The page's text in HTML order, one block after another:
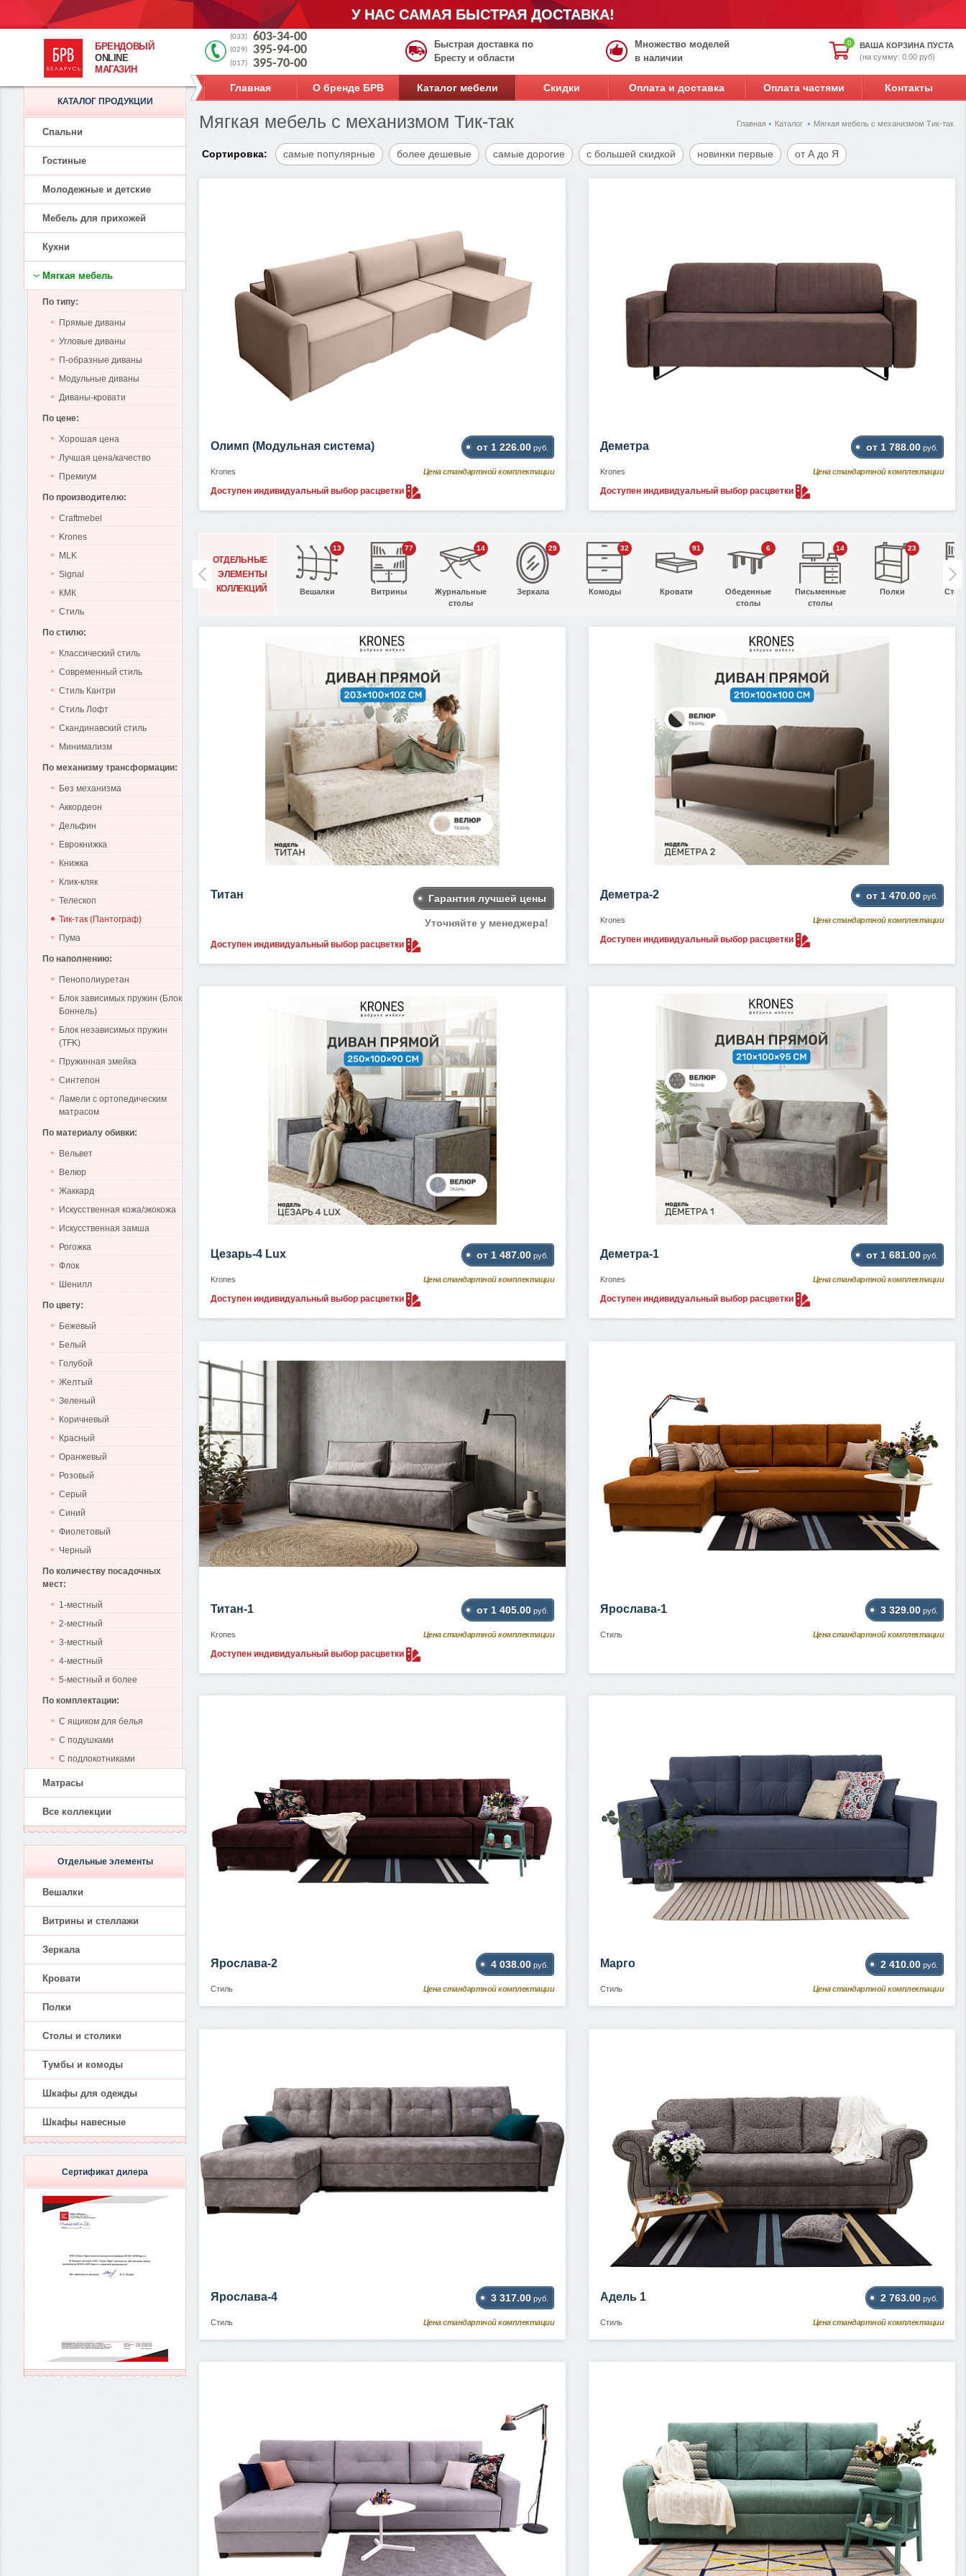
У НАС САМАЯ БЫСТРАЯ ДОСТАВКА!
БРЕНДОВЫЙ
ONLINE
МАГАЗИН
0
ВАША КОРЗИНА ПУСТА
(на сумму: 0.00 руб)
(033) 603-34-00
(029) 395-94-00
(017) 395-70-00
Быстрая доставка по
Бресту и области
Множество моделей
в наличии
Главная О бренде БРВ Каталог мебели Скидки Оплата и доставка Оплата частями Контакты
Главная Каталог Мягкая мебель с механизмом Тик-так
Мягкая мебель с механизмом Тик-так
Сортировка: самые популярные более дешевые самые дорогие с большей скидкой новинки первые от А до Я
Олимп (Модульная система) от 1 226.00 руб.
Krones Цена стандартной комплектации
Доступен индивидуальный выбор расцветки
Деметра от 1 788.00 руб.
Krones Цена стандартной комплектации
Доступен индивидуальный выбор расцветки
ОТДЕЛЬНЫЕ
ЭЛЕМЕНТЫ
КОЛЛЕКЦИЙ
13
Вешалки
77
Витрины
14
Журнальные
столы
29
Зеркала
32
Комоды
91
Кровати
6
Обеденные
столы
14
Письменные
столы
23
Полки
Титан Гарантия лучшей цены
Уточняйте у менеджера!
Доступен индивидуальный выбор расцветки
Деметра-2 от 1 470.00 руб.
Krones Цена стандартной комплектации
Доступен индивидуальный выбор расцветки
Цезарь-4 Lux от 1 487.00 руб.
Krones Цена стандартной комплектации
Доступен индивидуальный выбор расцветки
Деметра-1 от 1 681.00 руб.
Krones Цена стандартной комплектации
Доступен индивидуальный выбор расцветки
Титан-1 от 1 405.00 руб.
Krones Цена стандартной комплектации
Доступен индивидуальный выбор расцветки
Ярослава-1 3 329.00 руб.
Стиль Цена стандартной комплектации
Ярослава-2 4 038.00 руб.
Стиль Цена стандартной комплектации
Марго 2 410.00 руб.
Стиль Цена стандартной комплектации
Ярослава-4 3 317.00 руб.
Стиль Цена стандартной комплектации
Адель 1 2 763.00 руб.
Стиль Цена стандартной комплектации
КАТАЛОГ ПРОДУКЦИИ
Спальни
Гостиные
Молодежные и детские
Мебель для прихожей
Кухни
Мягкая мебель
По типу:
Прямые диваны
Угловые диваны
П-образные диваны
Модульные диваны
Диваны-кровати
По цене:
Хорошая цена
Лучшая цена/качество
Премиум
По производителю:
Craftmebel
Krones
MLK
Signal
КМК
Стиль
По стилю:
Классический стиль
Современный стиль
Стиль Кантри
Стиль Лофт
Скандинавский стиль
Минимализм
По механизму трансформации:
Без механизма
Аккордеон
Дельфин
Еврокнижка
Книжка
Клик-кляк
Телескоп
Тик-так (Пантограф)
Пума
По наполнению:
Пенополиуретан
Блок зависимых пружин (Блок
Боннель)
Блок независимых пружин
(TFK)
Пружинная змейка
Синтепон
Ламели с ортопедическим
матрасом
По материалу обивки:
Вельвет
Велюр
Жаккард
Искусственная кожа/экокожа
Искусственная замша
Рогожка
Флок
Шенилл
По цвету:
Бежевый
Белый
Голубой
Желтый
Зеленый
Коричневый
Красный
Оранжевый
Розовый
Серый
Синий
Фиолетовый
Черный
По количеству посадочных
мест:
1-местный
2-местный
3-местный
4-местный
5-местный и более
По комплектации:
С ящиком для белья
С подушками
С подлокотниками
Матрасы
Все коллекции
Отдельные элементы
Вешалки
Витрины и стеллажи
Зеркала
Кровати
Полки
Столы и столики
Тумбы и комоды
Шкафы для одежды
Шкафы навесные
Сертификат дилера